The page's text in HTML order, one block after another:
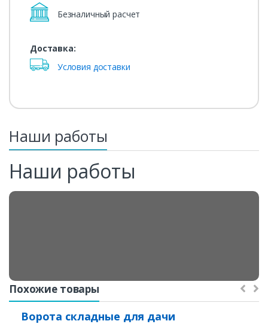
Безналичный расчет
Доставка:
Условия доставки
Наши работы
Наши работы
Похожие товары
Ворота складные для дачи